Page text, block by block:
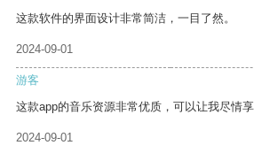
这款软件的界面设计非常简洁，一目了然。
2024-09-01
游客
这款app的音乐资源非常优质，可以让我尽情享
2024-09-01